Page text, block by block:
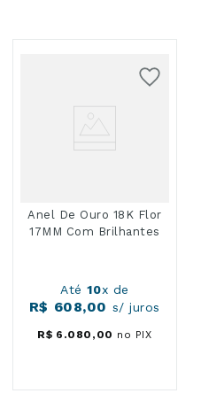
Anel De Ouro 18K Flor
17MM Com Brilhantes
Até10x de
R$ 608,00 s/ juros
R$ 6 .080 , 00 no PIX